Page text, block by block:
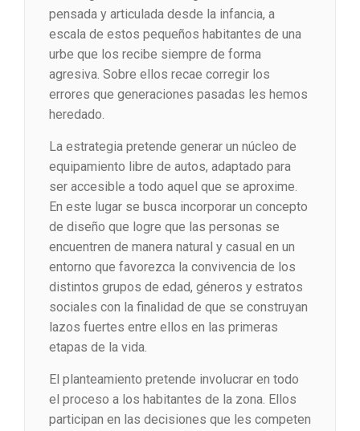
pensada y articulada desde la infancia, a
escala de estos pequeños habitantes de una
urbe que los recibe siempre de forma
agresiva. Sobre ellos recae corregir los
errores que generaciones pasadas les hemos
heredado.
La estrategia pretende generar un núcleo de
equipamiento libre de autos, adaptado para
ser accesible a todo aquel que se aproxime.
En este lugar se busca incorporar un concepto
de diseño que logre que las personas se
encuentren de manera natural y casual en un
entorno que favorezca la convivencia de los
distintos grupos de edad, géneros y estratos
sociales con la finalidad de que se construyan
lazos fuertes entre ellos en las primeras
etapas de la vida.
El planteamiento pretende involucrar en todo
el proceso a los habitantes de la zona. Ellos
participan en las decisiones que les competen